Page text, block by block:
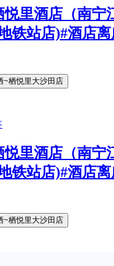
悦里酒店（南宁
铁站店)#酒店
~栖悦里大沙田店
悦里酒店（南宁
铁站店)#酒店
~栖悦里大沙田店